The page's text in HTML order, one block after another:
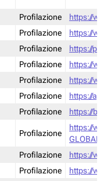
Profilazione
https://
Profilazione
https://
Profilazione
https://
Profilazione
https://
Profilazione
https://
Profilazione
https://
Profilazione https://
Profilazione
https://
GLOBAL-
Profilazione
https://
Profilazione
https://